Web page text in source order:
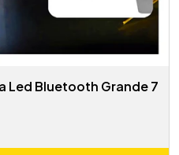
Led Bluetooth Grande 7